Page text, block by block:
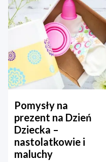
Pomysły na
prezent na Dzień
Dziecka –
nastolatkowie i
maluchy